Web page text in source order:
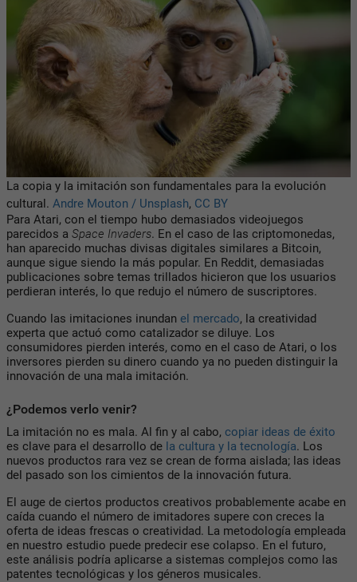
La copia y la imitación son fundamentales para la evolución
cultural. Andre Mouton / Unsplash, CC BY
Para Atari, con el tiempo hubo demasiados videojuegos
parecidos a Space Invaders. En el caso de las criptomonedas,
han aparecido muchas divisas digitales similares a Bitcoin,
aunque sigue siendo la más popular. En Reddit, demasiadas
publicaciones sobre temas trillados hicieron que los usuarios
perdieran interés, lo que redujo el número de suscriptores.
Cuando las imitaciones inundan el mercado, la creatividad
experta que actuó como catalizador se diluye. Los
consumidores pierden interés, como en el caso de Atari, o los
inversores pierden su dinero cuando ya no pueden distinguir la
innovación de una mala imitación.
¿Podemos verlo venir?
La imitación no es mala. Al fin y al cabo, copiar ideas de éxito
es clave para el desarrollo de la cultura y la tecnología. Los
nuevos productos rara vez se crean de forma aislada; las ideas
del pasado son los cimientos de la innovación futura.
El auge de ciertos productos creativos probablemente acabe en
caída cuando el número de imitadores supere con creces la
oferta de ideas frescas o creatividad. La metodología empleada
en nuestro estudio puede predecir ese colapso. En el futuro,
este análisis podría aplicarse a sistemas complejos como las
patentes tecnológicas y los géneros musicales.